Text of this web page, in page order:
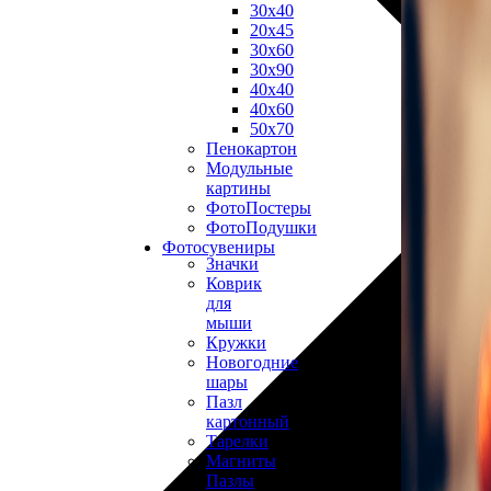
30х40
20х45
30х60
30х90
40х40
40х60
50х70
Пенокартон
Модульные
картины
ФотоПостеры
ФотоПодушки
Фотоcувениры
Значки
Коврик
для
мыши
Кружки
Новогодние
шары
Пазл
картонный
Тарелки
Магниты
Пазлы